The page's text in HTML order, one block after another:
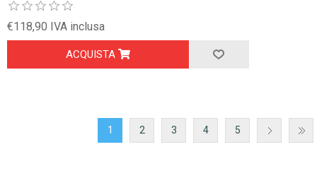
€118,90 IVA inclusa
ACQUISTA
1 2 3 4 5